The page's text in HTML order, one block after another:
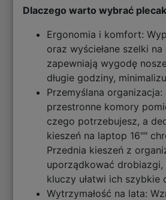
Dlaczego warto wybrać
Ergonomia i komfort:
oraz wyściełane szelki na
zapewniają wygodę
długie godziny,
Przemyślana organizacja:
przestronne komory
czego potrzebujesz, a
kieszeń na laptop 16""
Przednia kieszeń z
uporządkować drobiazgi,
kluczy ułatwi ich szybkie
Wytrzymałość na lata: